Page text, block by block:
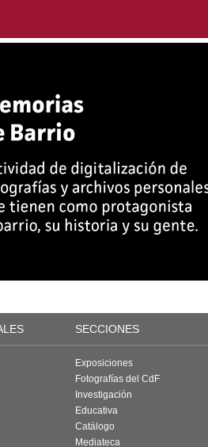
SECCIONES
Exposiciones
Fotografías del CdF
Investigación
Educativa
Catálogo
Mediateca